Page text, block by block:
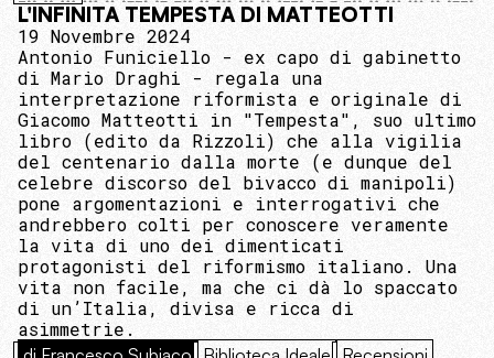
L'INFINITA TEMPESTA DI MATTEOTTI
19 Novembre 2024
Antonio Funiciello - ex capo di gabinetto
di Mario Draghi - regala una
interpretazione riformista e originale di
Giacomo Matteotti in "Tempesta", suo ultimo
libro (edito da Rizzoli) che alla vigilia
del centenario dalla morte (e dunque del
celebre discorso del bivacco di manipoli)
pone argomentazioni e interrogativi che
andrebbero colti per conoscere veramente
la vita di uno dei dimenticati
protagonisti del riformismo italiano. Una
vita non facile, ma che ci dà lo spaccato
di un’Italia, divisa e ricca di
asimmetrie.